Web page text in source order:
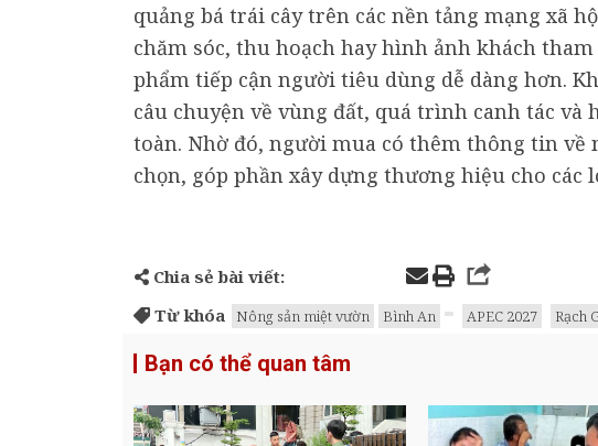
quảng bá trái cây trên các nền tảng mạng xã
chăm sóc, thu hoạch hay hình ảnh khách
phẩm tiếp cận người tiêu dùng dễ dàng hơn.
câu chuyện về vùng đất, quá trình canh tác
toàn. Nhờ đó, người mua có thêm thông tin
chọn, góp phần xây dựng thương hiệu cho các
Chia sẻ bài viết:
Từ khóa
Nông sản miệt vườn Bình An APEC 2027 Rạch
Bạn có thể quan tâm